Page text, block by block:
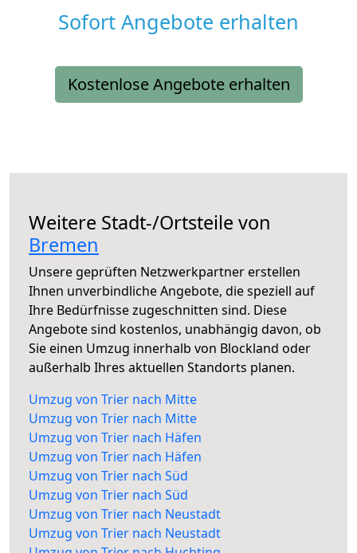
Sofort Angebote erhalten
Kostenlose Angebote erhalten
Weitere Stadt-/Ortsteile von
Bremen
Unsere geprüften Netzwerkpartner erstellen
Ihnen unverbindliche Angebote, die speziell auf
Ihre Bedürfnisse zugeschnitten sind. Diese
Angebote sind kostenlos, unabhängig davon, ob
Sie einen Umzug innerhalb von Blockland oder
außerhalb Ihres aktuellen Standorts planen.
Umzug von Trier nach Mitte
Umzug von Trier nach Mitte
Umzug von Trier nach Häfen
Umzug von Trier nach Häfen
Umzug von Trier nach Süd
Umzug von Trier nach Süd
Umzug von Trier nach Neustadt
Umzug von Trier nach Neustadt